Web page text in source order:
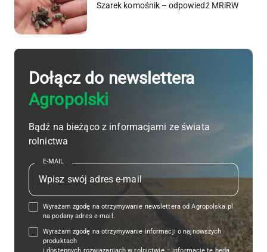
Szarek komośnik – odpowiedź MRiRW
Dołącz do newslettera
Agropolski
Bądź na bieżąco z informacjami ze świata
rolnictwa
E-MAIL
Wyrażam zgodę na otrzymywanie newslettera od Agropolska.pl
na podany adres e-mail.
Wyrażam zgodę na otrzymywanie informacji o najnowszych
produktach